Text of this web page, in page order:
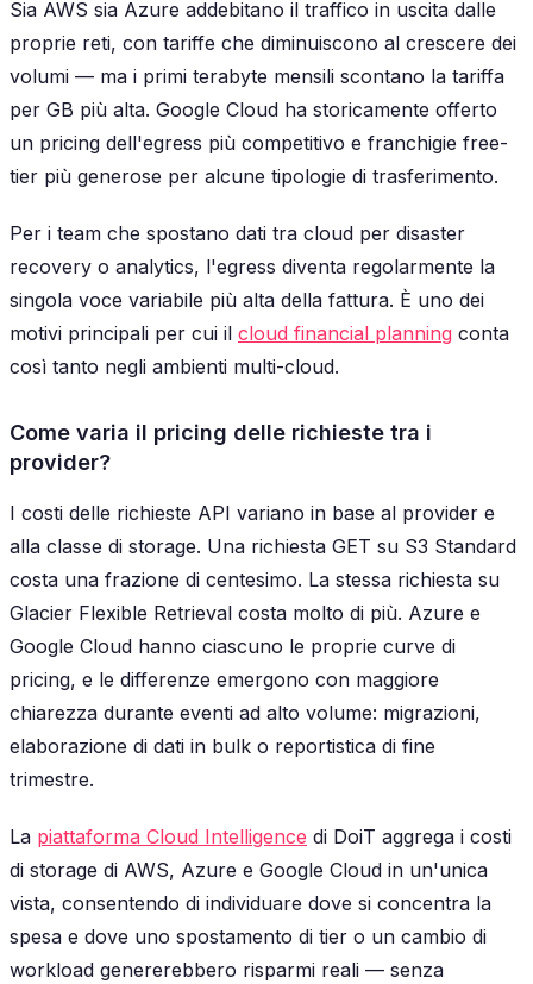
Sia AWS sia Azure addebitano il traffico in uscita dalle
proprie reti, con tariffe che diminuiscono al crescere dei
volumi — ma i primi terabyte mensili scontano la tariffa
per GB più alta. Google Cloud ha storicamente offerto
un pricing dell'egress più competitivo e franchigie free-
tier più generose per alcune tipologie di trasferimento.
Per i team che spostano dati tra cloud per disaster
recovery o analytics, l'egress diventa regolarmente la
singola voce variabile più alta della fattura. È uno dei
motivi principali per cui il cloud financial planning conta
così tanto negli ambienti multi-cloud.
Come varia il pricing delle richieste tra i
provider?
I costi delle richieste API variano in base al provider e
alla classe di storage. Una richiesta GET su S3 Standard
costa una frazione di centesimo. La stessa richiesta su
Glacier Flexible Retrieval costa molto di più. Azure e
Google Cloud hanno ciascuno le proprie curve di
pricing, e le differenze emergono con maggiore
chiarezza durante eventi ad alto volume: migrazioni,
elaborazione di dati in bulk o reportistica di fine
trimestre.
La piattaforma Cloud Intelligence di DoiT aggrega i costi
di storage di AWS, Azure e Google Cloud in un'unica
vista, consentendo di individuare dove si concentra la
spesa e dove uno spostamento di tier o un cambio di
workload genererebbero risparmi reali — senza